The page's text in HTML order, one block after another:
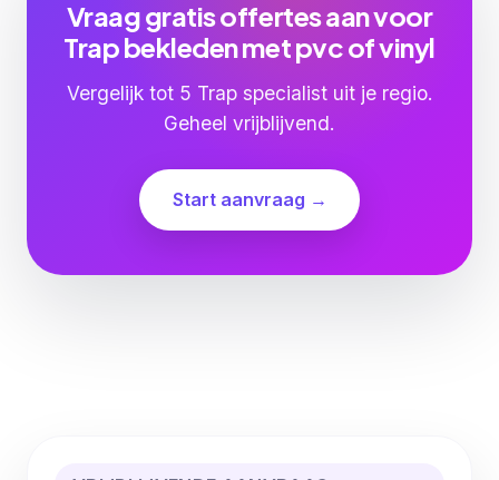
Vraag gratis offertes aan voor
Trap bekleden met pvc of vinyl
Vergelijk tot 5 Trap specialist uit je regio.
Geheel vrijblijvend.
Start aanvraag →